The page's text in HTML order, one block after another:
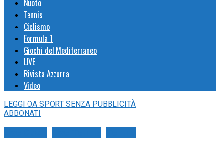
Nuoto
Tennis
Ciclismo
Formula 1
Giochi del Mediterraneo
LIVE
Rivista Azzurra
Video
LEGGI OA SPORT SENZA PUBBLICITÀ
ABBONATI